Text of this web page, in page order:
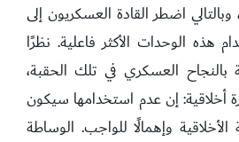
وبالتالي اضطر القادة العسكريون إلى
هذه الوحدات الأكثر فاعلية. نظرًا
بالنجاح العسكري في تلك الحقبة،
أخلاقية: إن عدم استخدامها سيكون
وإهمالًا للواجب. الوساطة